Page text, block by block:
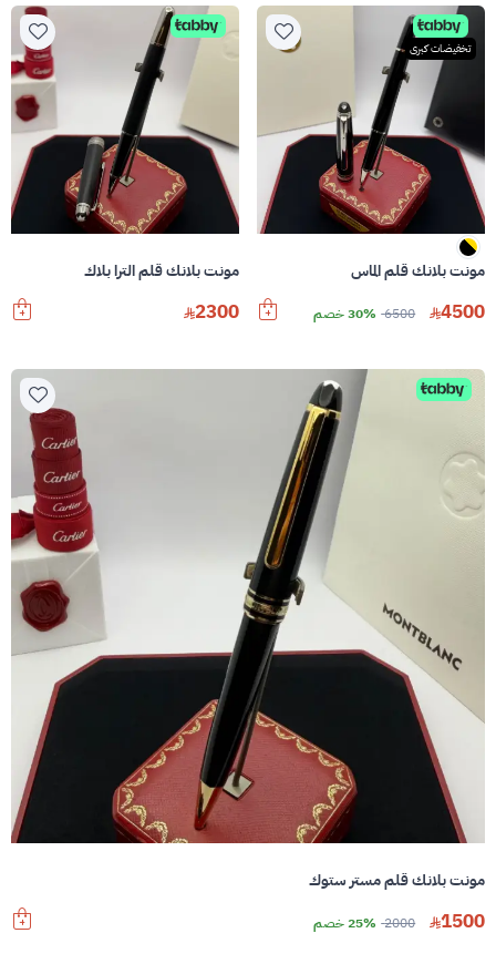
تخفيضات كبرى
مونت بلانك قلم الماس
4500
6500 30% خصم
مونت بلانك قلم الترا بلاك
2300
مونت بلانك قلم مستر ستوك
1500
2000 25% خصم